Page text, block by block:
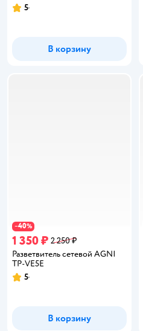
Рейтинг:
5
В корзину
−40%
1 350 ₽ 2 250 ₽
Разветвитель сетевой AGNI
TP-VE5E
Рейтинг:
5
В корзину